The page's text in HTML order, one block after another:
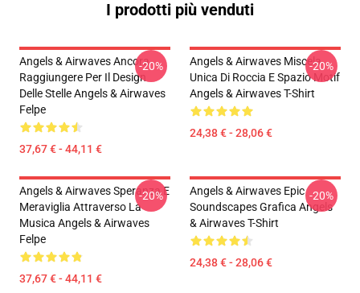
I prodotti più venduti
Angels & Airwaves Ancora
Raggiungere Per Il Design
Delle Stelle Angels & Airwaves
Felpe
37,67 € - 44,11 €
-20%
Angels & Airwaves Miscela
Unica Di Roccia E Spazio Motif
Angels & Airwaves T-Shirt
24,38 € - 28,06 €
-20%
Angels & Airwaves Speranza E
Meraviglia Attraverso La
Musica Angels & Airwaves
Felpe
37,67 € - 44,11 €
-20%
Angels & Airwaves Epic
Soundscapes Grafica Angels
& Airwaves T-Shirt
24,38 € - 28,06 €
-20%